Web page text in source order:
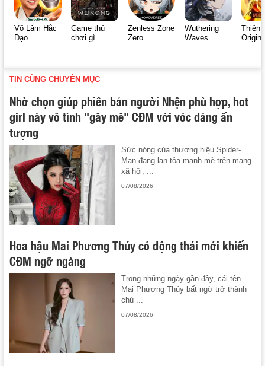
Võ Lâm Hắc
Đạo
Game thủ
chơi gì
Zenless Zone
Zero
Wuthering
Waves
Thiên
Origin
TIN CÙNG CHUYÊN MỤC
Nhờ chọn giúp phiên bản người Nhện phù hợp, hot
girl này vô tình "gây mê" CĐM với vóc dáng ấn
tượng
Sức nóng của thương hiệu Spider-
Man đang lan tỏa mạnh mẽ trên mạng
xã hội, ...
07/08/2026
Hoa hậu Mai Phương Thúy có động thái mới khiến
CĐM ngỡ ngàng
Trong những ngày gần đây, cái tên
Mai Phương Thúy bất ngờ trở thành
chủ ...
07/08/2026